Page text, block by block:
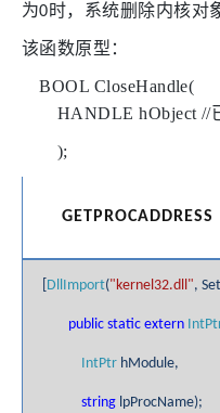
为0时，系统删除内核对
该函数原型：
BOOL CloseHandle(
HANDLE hObject //
);
GETPROCADDRESS
DllImport("kernel32.dll",
public static extern
IntPtrhModule,
stringlpProcName);